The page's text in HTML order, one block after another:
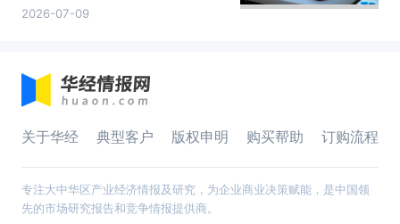
出口额为14365.71万美元，进口额
2026-07-09
关于华经 典型客户 版权申明 购买帮助 订购流程
专注大中华区产业经济情报及研究，为企业商业决策赋能，是中国领
先的市场研究报告和竞争情报提供商。